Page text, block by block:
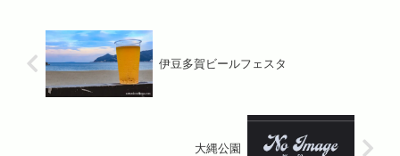
伊豆多賀ビールフェスタ
大縄公園